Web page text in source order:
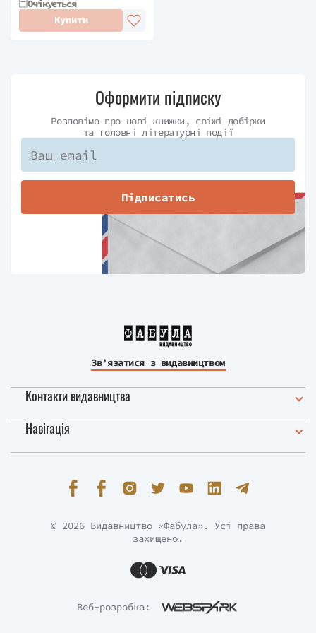
Очікується
Купити
Оформити підписку
Розповімо про нові книжки, свіжі добірки
та головні літературні події
Підписатись
Зв’язатися з видавництвом
Контакти видавництва
Навігація
Веб-розробка:
© 2026 Видавництво «Фабула». Усі права
захищено.